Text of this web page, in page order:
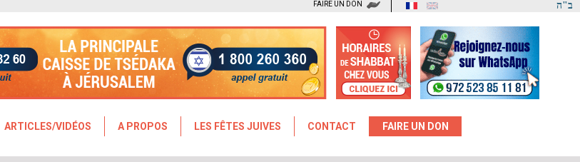
ב"ה FAIRE UN DON
ARTICLES/VIDÉOS A PROPOS LES FÊTES JUIVES CONTACT
FAIRE UN DON